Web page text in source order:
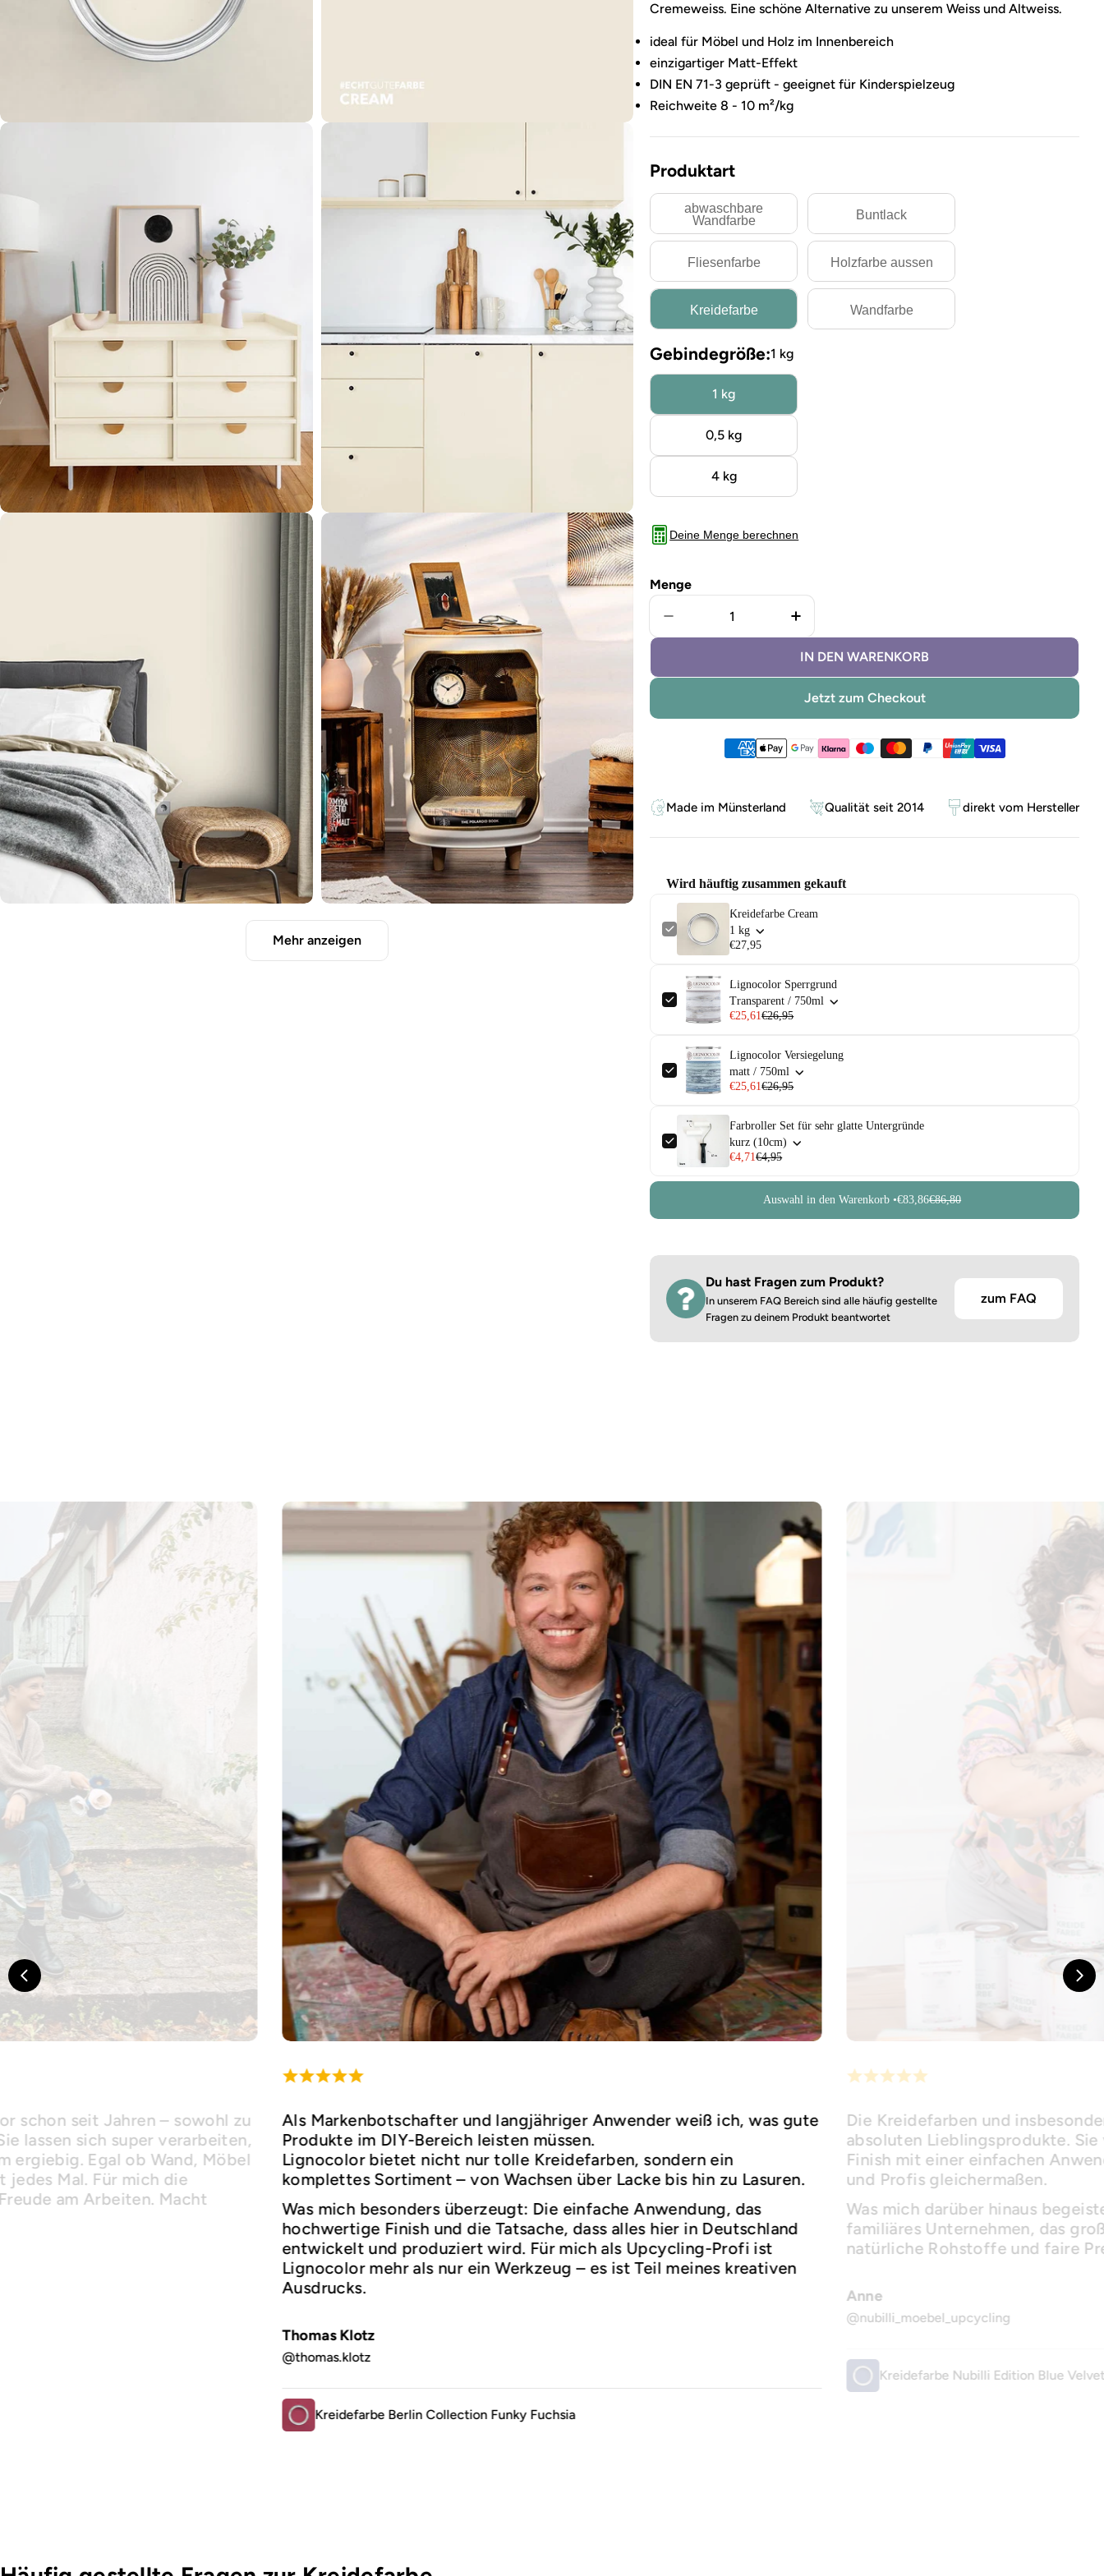
Sie das Medium 2 im Modalformat Öffnen Sie das Medium 3 im Modalformat
Sie das Medium 4 im Modalformat Öffnen Sie das Medium 5 im Modalformat
Mehr anzeigen
Cremeweiss. Eine schöne Alternative zu unserem Weiss und Altweiss.
ideal für Möbel und Holz im Innenbereich
einzigartiger Matt-Effekt
DIN EN 71-3 geprüft - geeignet für Kinderspielzeug
Reichweite 8 - 10 m²/kg
Produktart
abwaschbare
Wandfarbe
Buntlack
Fliesenfarbe Holzfarbe aussen
Kreidefarbe Wandfarbe
Gebindegröße:1 kg
1 kg
0,5 kg
4 kg
Deine Menge berechnen
Menge
Menge für Kreidefarbe Cream verringern
Menge für Kreidefarbe Cream erhöhen
IN DEN WARENKORB
Jetzt zum Checkout
Zahlungsmethoden
Made im Münsterland Qualität seit 2014 direkt vom Hersteller
Wird häuftig zusammen gekauft
Kreidefarbe Cream
1 kg
€27,95
Lignocolor Sperrgrund
Transparent / 750ml
€25,61€26,95
Lignocolor Versiegelung
matt / 750ml
€25,61€26,95
Farbroller Set für sehr glatte Untergründe
kurz (10cm)
€4,71€4,95
Auswahl in den Warenkorb •€83,86€86,80
Du hast Fragen zum Produkt?
In unserem FAQ Bereich sind alle häufig gestellte
Fragen zu deinem Produkt beantwortet
zum FAQ
schon seit Jahren – sowohl zu
lassen sich super verarbeiten,
ergiebig. Egal ob Wand, Möbel
jedes Mal. Für mich die
am Arbeiten. Macht
Als Markenbotschafter und langjähriger Anwender weiß ich, was gute
Produkte im DIY-Bereich leisten müssen.
Lignocolor bietet nicht nur tolle Kreidefarben, sondern ein
komplettes Sortiment – von Wachsen über Lacke bis hin zu Lasuren.
Was mich besonders überzeugt: Die einfache Anwendung, das
hochwertige Finish und die Tatsache, dass alles hier in Deutschland
entwickelt und produziert wird. Für mich als Upcycling-Profi ist
Lignocolor mehr als nur ein Werkzeug – es ist Teil meines kreativen
Ausdrucks.
Thomas Klotz
@thomas.klotz
Kreidefarbe Berlin Collection Funky Fuchsia
Die Kreidefarben und
absoluten Lieblingsprodukte.
Finish mit einer einfachen
und Profis gleichermaßen.
Was mich darüber hinaus
familiäres Unternehmen, das
natürliche Rohstoffe und faire
Anne
@nubilli_moebel_upcycling
Kreidefarbe Nubilli Edition Blue